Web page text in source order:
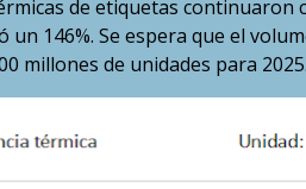
de etiquetas continuaron
146%. Se espera que el
millones de unidades para 2025.